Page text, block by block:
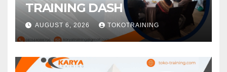
TRAINING DASH
AUGUST 6, 2026 TOKOTRAINING